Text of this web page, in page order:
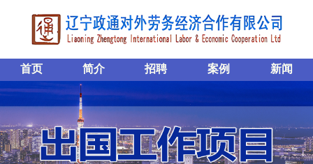
首页 简介 招聘 案例 新闻